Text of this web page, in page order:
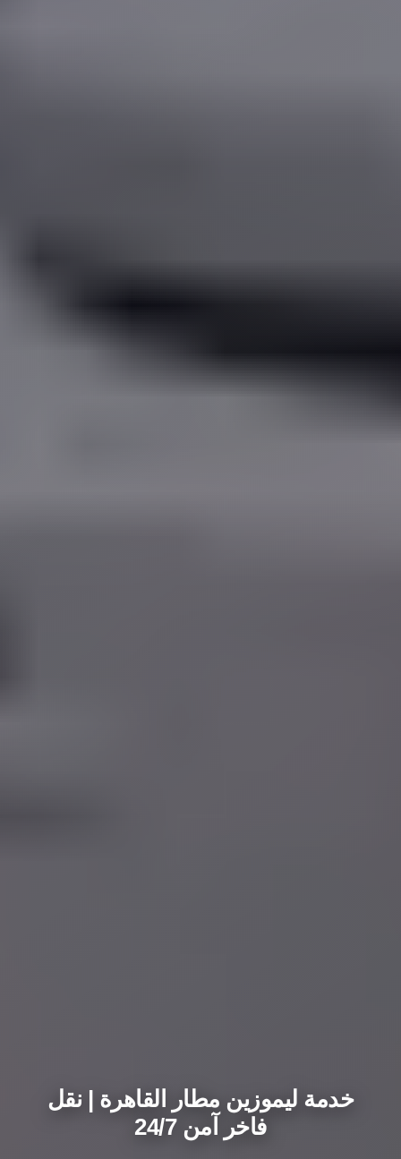
خدمة ليموزين مطار القاهرة | نقل
فاخر آمن 24/7